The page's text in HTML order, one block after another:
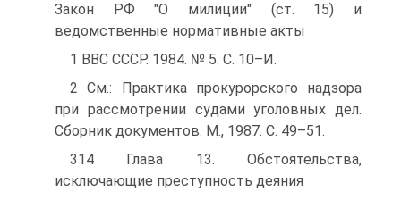
Закон РФ "О милиции" (ст. 15) и
ведомственные нормативные акты
1 ВВС СССР. 1984. № 5. С. 10–И.
2 См.: Практика прокурорского надзора
при рассмотрении судами уголовных дел.
Сборник документов. М., 1987. С. 49–51.
314 Глава 13. Обстоятельства,
исключающие преступность деяния